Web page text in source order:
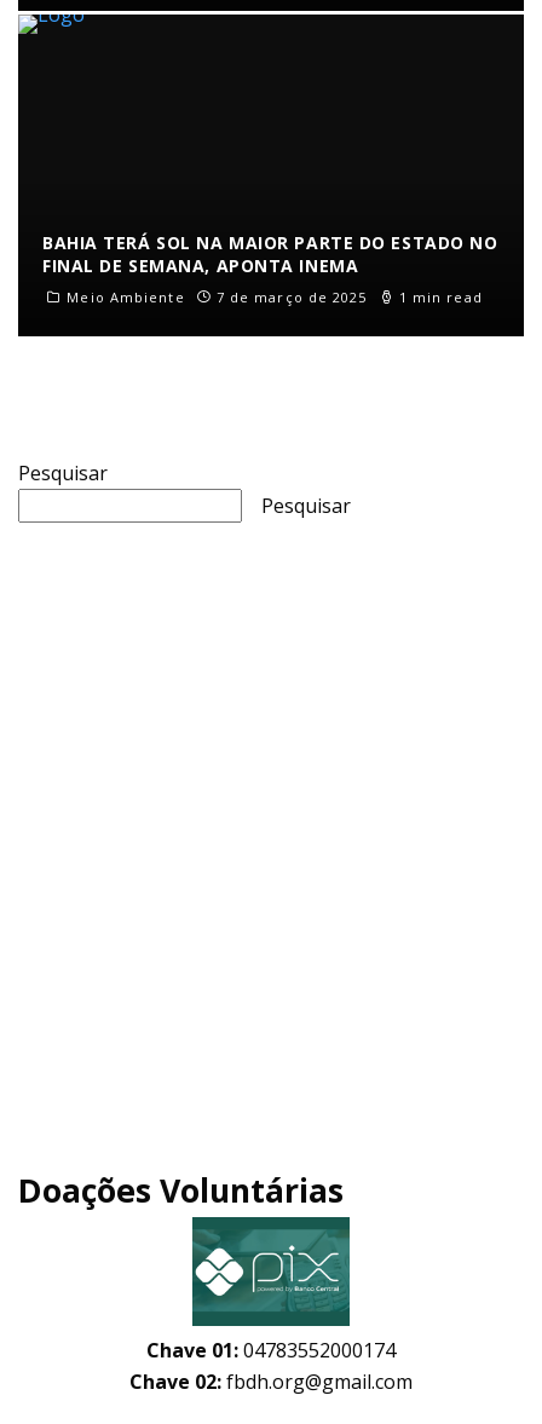
BAHIA TERÁ SOL NA MAIOR PARTE DO ESTADO NO
FINAL DE SEMANA, APONTA INEMA
Meio Ambiente 7 de março de 2025 1 min read
Pesquisar
Pesquisar
Doações Voluntárias
Chave 01:04783552000174
Chave 02:fbdh.org@gmail.com